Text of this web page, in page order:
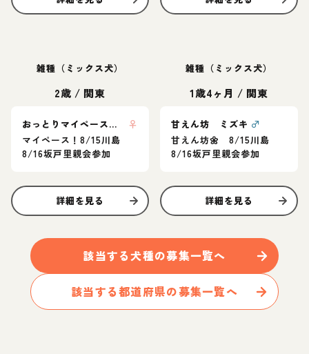
雑種（ミックス犬）
2歳 / 関東
おっとりマイペース ここな
♀
マイペース！8/15川島
8/16坂戸里親会参加
詳細を見る
雑種（ミックス犬）
1歳4ヶ月 / 関東
甘えん坊 ミズキ ♂
甘えん坊🌼 8/15川島
8/16坂戸里親会参加
詳細を見る
該当する犬種の募集一覧へ
該当する都道府県の募集一覧へ